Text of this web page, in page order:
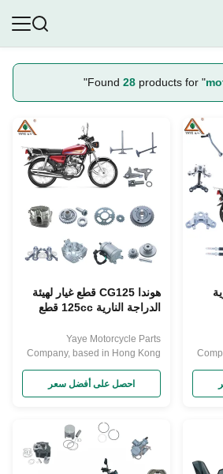
Found 28 products for "
"
هوندا CG125 قطع غيار لهيئة
الدراجة النارية 125cc قطع
للاستبدال
Yaye Motorcycle Parts
Company, based in Hong Kong
and established in 1998, is a
renowned enterprise
specializing in the production
With years of experience and a
strong reputation in the industry,
Yaye offers a wide range of
motorcycle parts, including but
احصل على أفضل سعر